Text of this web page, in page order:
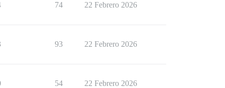
74 22 Febrero 2026
93 22 Febrero 2026
54 22 Febrero 2026